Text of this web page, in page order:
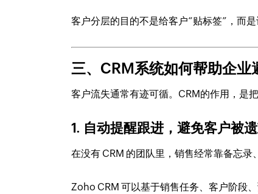
客户分层的目的不是给客户“贴标签”，而
三、CRM系统如何帮助企业
客户流失通常有迹可循。CRM的作用，是
1. 自动提醒跟进，避免客户被
在没有 CRM 的团队里，销售经常靠备忘录
Zoho CRM 可以基于销售任务、客户阶段